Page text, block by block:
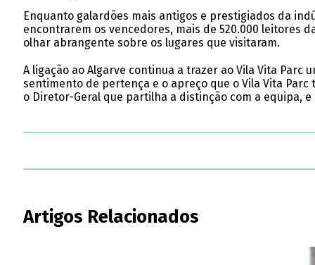
Enquanto galardões mais antigos e prestigiados da
encontrarem os vencedores, mais de 520.000 leitores
olhar abrangente sobre os lugares que visitaram.
A ligação ao Algarve continua a trazer ao Vila Vita Parc
sentimento de pertença e o apreço que o Vila Vita
o Diretor-Geral que partilha a distinção com a equipa,
Artigos Relacionados